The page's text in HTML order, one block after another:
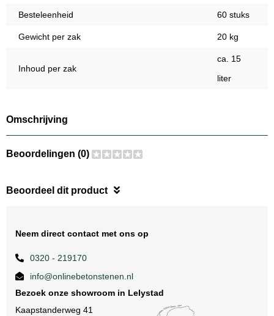
Besteleenheid 60 stuks
Gewicht per zak 20 kg
Inhoud per zak
ca. 15
liter
Omschrijving
Beoordelingen (0)
Beoordeel dit product
Neem direct contact met ons op
0320 - 219170
info@onlinebetonstenen.nl
Bezoek onze showroom in Lelystad
Kaapstanderweg 41